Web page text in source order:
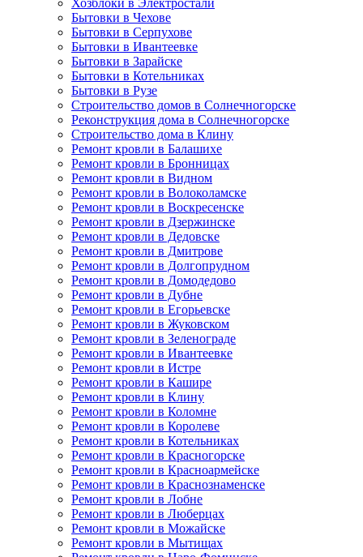
Хозблоки в Электростали
Бытовки в Чехове
Бытовки в Серпухове
Бытовки в Ивантеевке
Бытовки в Зарайске
Бытовки в Котельниках
Бытовки в Рузе
Строительство домов в Солнечногорске
Реконструкция дома в Солнечногорске
Строительство дома в Клину
Ремонт кровли в Балашихе
Ремонт кровли в Бронницах
Ремонт кровли в Видном
Ремонт кровли в Волоколамске
Ремонт кровли в Воскресенске
Ремонт кровли в Дзержинске
Ремонт кровли в Дедовске
Ремонт кровли в Дмитрове
Ремонт кровли в Долгопрудном
Ремонт кровли в Домодедово
Ремонт кровли в Дубне
Ремонт кровли в Егорьевске
Ремонт кровли в Жуковском
Ремонт кровли в Зеленограде
Ремонт кровли в Ивантеевке
Ремонт кровли в Истре
Ремонт кровли в Кашире
Ремонт кровли в Клину
Ремонт кровли в Коломне
Ремонт кровли в Королеве
Ремонт кровли в Котельниках
Ремонт кровли в Красногорске
Ремонт кровли в Красноармейске
Ремонт кровли в Краснознаменске
Ремонт кровли в Лобне
Ремонт кровли в Люберцах
Ремонт кровли в Можайске
Ремонт кровли в Мытищах